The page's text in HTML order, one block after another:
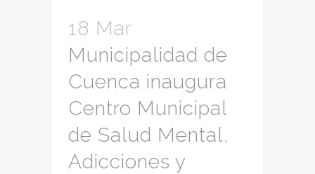
18 Mar
Municipalidad de
Cuenca inaugura
Centro Municipal
de Salud Mental,
Adicciones y